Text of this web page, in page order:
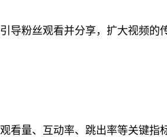
导粉丝观看并分享，扩大视频的
看量、互动率、跳出率等关键指